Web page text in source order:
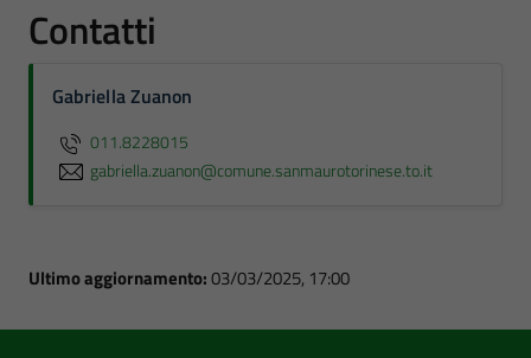
Contatti
Gabriella Zuanon
011.8228015
gabriella.zuanon@comune.sanmaurotorinese.to.it
Ultimo aggiornamento:03/03/2025, 17:00